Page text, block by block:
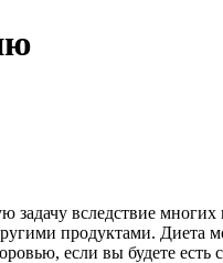
задачу вследствие
продуктами. Диета
если вы будете